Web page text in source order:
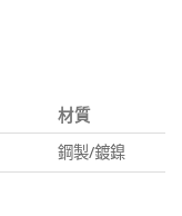
材質
鋼製/鍍鎳